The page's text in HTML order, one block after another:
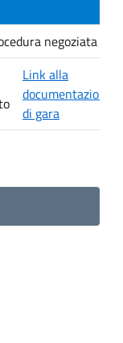
negoziata
Link alla
documentazione
di gara